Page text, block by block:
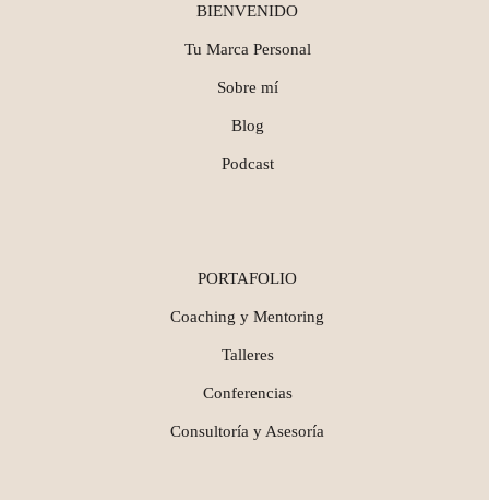
BIENVENIDO
Tu Marca Personal
Sobre mí
Blog
Podcast
PORTAFOLIO
Coaching y Mentoring
Talleres
Conferencias
Consultoría y Asesoría